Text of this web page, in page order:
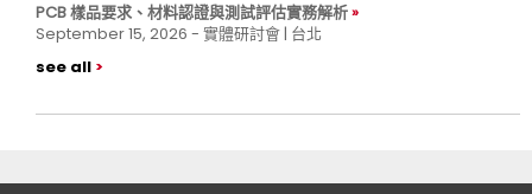
PCB 樣品要求、材料認證與測試評估實務解析
September 15, 2026 - 實體研討會 | 台北
see all